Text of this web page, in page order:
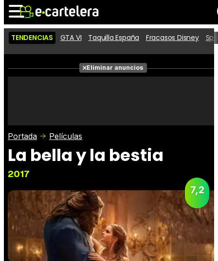
Noticias Cartelera
Películas
Críticas
TENDENCIAS GTA VI Taquilla España Fracasos Disney
Eliminar anuncios
Portada Películas
La bella y la bestia
2017
7,2